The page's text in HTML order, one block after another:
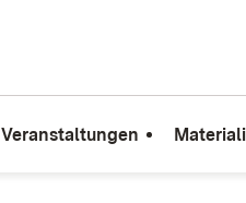
Veranstaltungen